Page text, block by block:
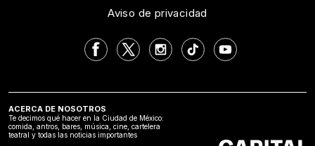
Aviso de privacidad
ACERCA DE NOSOTROS
Te decimos qué hacer en la Ciudad de México:
comida, antros, bares, música, cine, cartelera
teatral y todas las noticias importantes